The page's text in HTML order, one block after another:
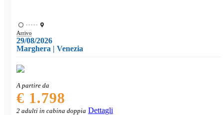
•••••
Arrivo
29/08/2026
Marghera | Venezia
A partire da
€ 1.798
2 adulti in cabina doppia Dettagli